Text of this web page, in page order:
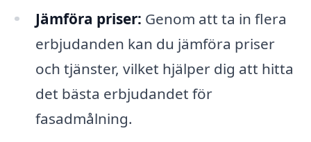
Jämföra priser: Genom att ta in flera
erbjudanden kan du jämföra priser
och tjänster, vilket hjälper dig att hitta
det bästa erbjudandet för
fasadmålning.